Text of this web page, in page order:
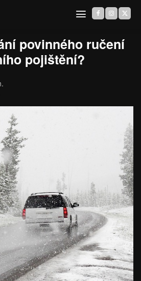
povinného ručení
pojištění?